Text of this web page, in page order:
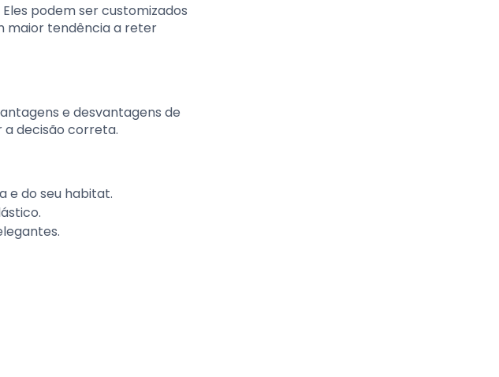
podem ser customizados
maior tendência a reter
e desvantagens de
decisão correta.
e do seu habitat.